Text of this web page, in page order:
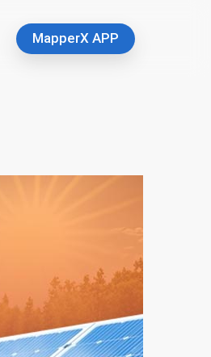
MapperX APP